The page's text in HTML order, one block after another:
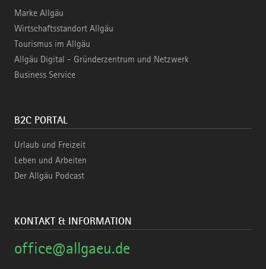
Marke Allgäu
Wirtschaftsstandort Allgäu
Tourismus im Allgäu
Allgäu Digital - Gründerzentrum und Netzwerk
Business Service
B2C PORTAL
Urlaub und Freizeit
Leben und Arbeiten
Der Allgäu Podcast
KONTAKT & INFORMATION
office@allgaeu.de